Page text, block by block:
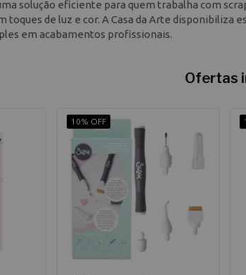
solução eficiente para quem trabalha com
toques de luz e cor. A Casa da Arte
em acabamentos profissionais.
Ofertas
10% OFF